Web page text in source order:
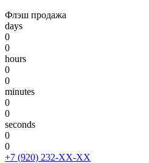
Флэш продажа
days
0
0
hours
0
0
minutes
0
0
seconds
0
0
+7 (920) 232-ХХ-ХХ